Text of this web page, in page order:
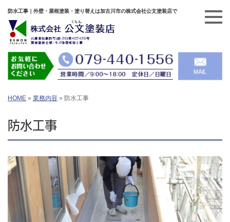
防水工事｜外壁・屋根塗装・塗り替えは加古川市の株式会社公文塗装店で
HOME » 業務内容 » 防水工事
防水工事